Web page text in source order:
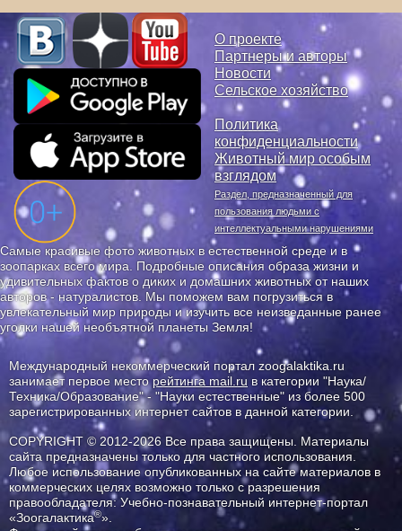
О проекте
Партнеры и авторы
Новости
Сельское хозяйство
Политика
конфиденциальности
Животный мир особым
взглядом
Раздел, предназначенный для
пользования людьми с
интеллектуальными нарушениями
Самые красивые фото животных в естественной среде и в
зоопарках всего мира. Подробные описания образа жизни и
удивительных фактов о диких и домашних животных от наших
авторов - натуралистов. Мы поможем вам погрузиться в
увлекательный мир природы и изучить все неизведанные ранее
уголки нашей необъятной планеты Земля!
Международный некоммерческий портал zoogalaktika.ru
занимает первое месторейтинга mail.ru в категории "Наука/
Техника/Образование" - "Науки естественные" из более 500
зарегистрированных интернет сайтов в данной категории.
COPYRIGHT © 2012-2026 Все права защищены. Материалы
сайта предназначены только для частного использования.
Любое использование опубликованных на сайте материалов в
коммерческих целях возможно только с разрешения
правообладателя: Учебно-познавательный интернет-портал
«Зоогалактика®».